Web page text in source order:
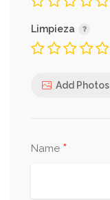
Limpieza
Add Photos
Name *